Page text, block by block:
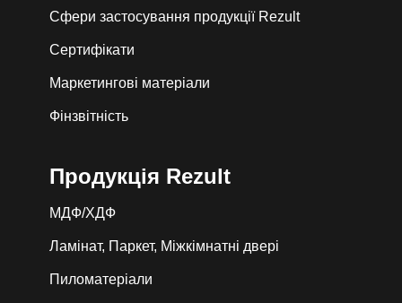
Сфери застосування продукції Rezult
Сертифікати
Маркетингові матеріали
Фінзвітність
Продукція Rezult
МДФ/ХДФ
Ламінат, Паркет, Міжкімнатні двері
Пиломатеріали